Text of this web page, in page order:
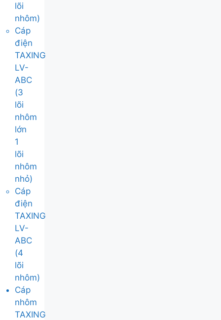
lõi
nhôm)
Cáp
điện
TAXING
LV-
ABC
(3
lõi
nhôm
lớn
1
lõi
nhôm
nhỏ)
Cáp
điện
TAXING
LV-
ABC
(4
lõi
nhôm)
Cáp
nhôm
TAXING